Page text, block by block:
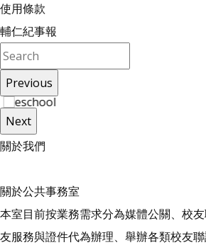
使用條款
輔仁紀事報
Previous
Next
關於我們
關於公共事務室
本室目前按業務需求分為媒體公關、校
友服務與證件代為辦理、舉辦各類校友